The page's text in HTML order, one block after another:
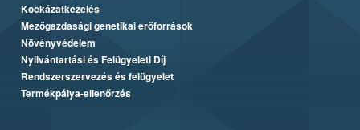
Kockázatkezelés
Mezőgazdasági genetikai erőforrások
Növényvédelem
Nyilvántartási és Felügyeleti Díj
Rendszerszervezés és felügyelet
Termékpálya-ellenőrzés